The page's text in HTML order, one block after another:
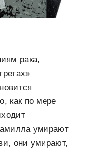
рака,
как по мере
умирают
они умирают,